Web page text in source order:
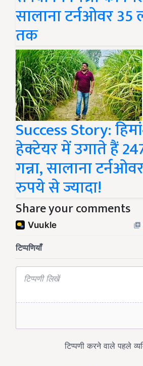
सालाना टर्नओवर
तक
Success Story:
हेक्टेयर में उगाते हैं
गन्ना, सालाना
रुपये से ज्यादा!
Share your comments